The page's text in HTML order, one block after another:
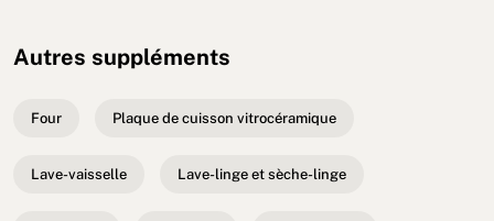
Autres suppléments
Four Plaque de cuisson vitrocéramique
Lave-vaisselle Lave-linge et sèche-linge